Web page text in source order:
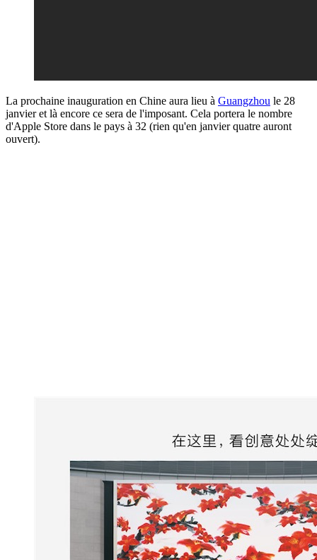
La prochaine inauguration en Chine aura lieu à Guangzhou le 28
janvier et là encore ce sera de l'imposant. Cela portera le nombre
d'Apple Store dans le pays à 32 (rien qu'en janvier quatre auront
ouvert).